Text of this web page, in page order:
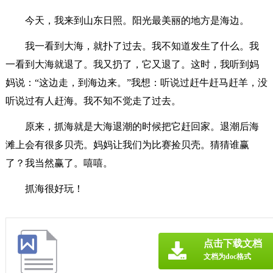
今天，我来到山东日照。阳光最美丽的地方是海边。
我一看到大海，就扑了过去。我不知道发生了什么。我
一看到大海就退了。我又扔了，它又退了。这时，我听到妈
妈说：“这边走，到海边来。”我想：听说过赶牛赶马赶羊，没
听说过有人赶海。我不知不觉走了过去。
原来，抓海就是大海退潮的时候把它赶回家。退潮后海
滩上会有很多贝壳。妈妈让我们为比赛捡贝壳。猜猜谁赢
了？我当然赢了。嘻嘻。
抓海很好玩！
点击下载文档
文档为doc格式